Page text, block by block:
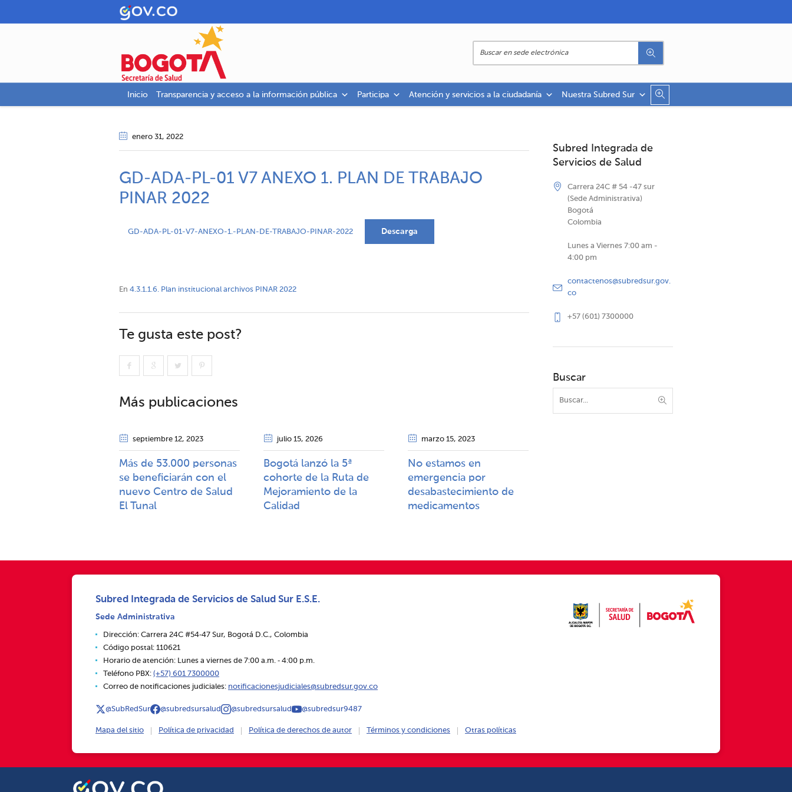
Inicio Transparencia y acceso a la información pública Participa Atención y servicios a la ciudadanía Nuestra Subred Sur
enero 31, 2022
GD-ADA-PL-01 V7 ANEXO 1. PLAN DE TRABAJO
PINAR 2022
GD-ADA-PL-01-V7-ANEXO-1.-PLAN-DE-TRABAJO-PINAR-2022 Descarga
En 4.3.1.1.6. Plan institucional archivos PINAR 2022
Te gusta este post?
Más publicaciones
septiembre 12, 2023
Más de 53.000 personas
se beneficiarán con el
nuevo Centro de Salud
El Tunal
julio 15, 2026
Bogotá lanzó la 5ª
cohorte de la Ruta de
Mejoramiento de la
Calidad​​
marzo 15, 2023
No estamos en
emergencia por
desabastecimiento de
medicamentos
Subred Integrada de
Servicios de Salud
Carrera 24C # 54 -47 sur
(Sede Administrativa)
Bogotá
Colombia
Lunes a Viernes 7:00 am -
4:00 pm
contactenos@subredsur.gov.
co
+57 (601) 7300000
Buscar
Subred Integrada de Servicios de Salud Sur E.S.E.
Sede Administrativa
Dirección: Carrera 24C #54‑47 Sur, Bogotá D.C., Colombia
Código postal: 110621
Horario de atención: Lunes a viernes de 7:00 a.m. ‑ 4:00 p.m.
Teléfono PBX: (+57) 601 7300000
Correo de notificaciones judiciales: notificacionesjudiciales@subredsur.gov.co
@SubRedSur @subredsursalud @subredsursalud @subredsur9487
Mapa del sitio Política de privacidad Política de derechos de autor Términos y condiciones Otras políticas